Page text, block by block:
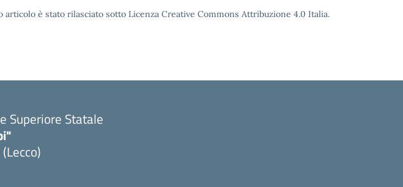
articolo è stato rilasciato sotto Licenza Creative Commons Attribuzione 4.0 Italia.
Superiore Statale